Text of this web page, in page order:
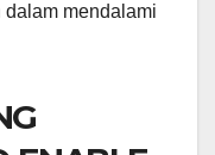
mendalami